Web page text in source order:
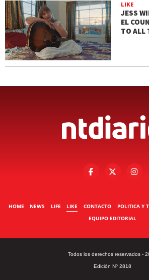
LIKE
JESS
EL
TO ALL
HOME NEWS LIFE LIKE CONTACTO
POLITICA Y
EQUIPO EDITORIAL
Todos los derechos reservados -
Edición Nº 2818